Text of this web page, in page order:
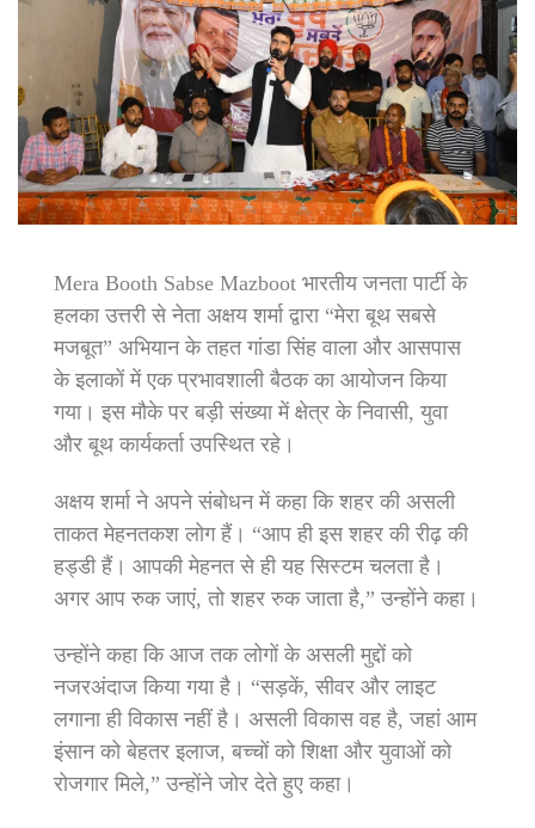
Mera Booth Sabse Mazboot भारतीय जनता पार्टी के
हलका उत्तरी से नेता अक्षय शर्मा द्वारा “मेरा बूथ सबसे
मजबूत” अभियान के तहत गांडा सिंह वाला और आसपास
के इलाकों में एक प्रभावशाली बैठक का आयोजन किया
गया। इस मौके पर बड़ी संख्या में क्षेत्र के निवासी, युवा
और बूथ कार्यकर्ता उपस्थित रहे।
अक्षय शर्मा ने अपने संबोधन में कहा कि शहर की असली
ताकत मेहनतकश लोग हैं। “आप ही इस शहर की रीढ़ की
हड्डी हैं। आपकी मेहनत से ही यह सिस्टम चलता है।
अगर आप रुक जाएं, तो शहर रुक जाता है,” उन्होंने कहा।
उन्होंने कहा कि आज तक लोगों के असली मुद्दों को
नजरअंदाज किया गया है। “सड़कें, सीवर और लाइट
लगाना ही विकास नहीं है। असली विकास वह है, जहां आम
इंसान को बेहतर इलाज, बच्चों को शिक्षा और युवाओं को
रोजगार मिले,” उन्होंने जोर देते हुए कहा।